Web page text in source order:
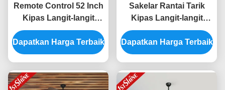
Remote Control 52 Inch
Kipas Langit-langit
Rumah Pertanian Hias
Dengan 5 Lampu
Dapatkan Harga Terbaik
Sakelar Rantai Tarik
Kipas Langit-langit
Tradisional Modern AC
4 Pisau MDF
Dapatkan Harga Terbaik